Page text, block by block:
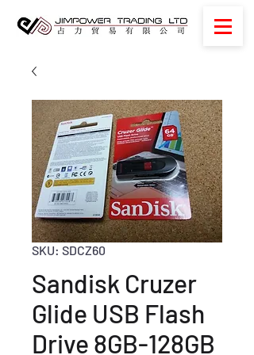
SKU: SDCZ60
Sandisk Cruzer
Glide USB Flash
Drive 8GB-128GB